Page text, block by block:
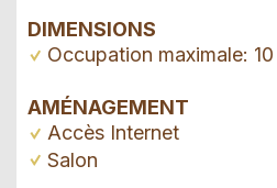
DIMENSIONS
Occupation maximale:
AMÉNAGEMENT
Accès Internet
Salon